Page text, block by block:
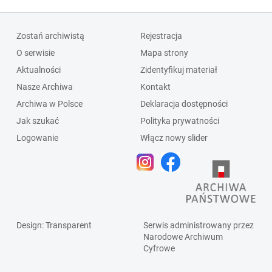
Zostań archiwistą
O serwisie
Aktualności
Nasze Archiwa
Archiwa w Polsce
Jak szukać
Logowanie
Rejestracja
Mapa strony
Zidentyfikuj materiał
Kontakt
Deklaracja dostępności
Polityka prywatności
Włącz nowy slider
Design: Transparent
Serwis administrowany przez
Narodowe Archiwum
Cyfrowe